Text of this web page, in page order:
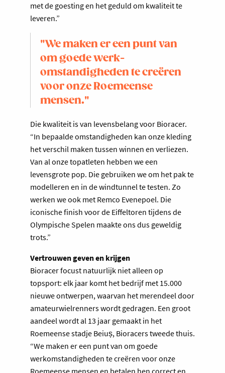
met de goesting en het geduld om kwaliteit te
leveren.”
"We maken er een punt van
om goede werk­
omstandigheden te creëren
voor onze Roemeense
mensen."
Die kwaliteit is van levensbelang voor Bioracer.
“In bepaalde omstandigheden kan onze kleding
het verschil maken tussen winnen en verliezen.
Van al onze topatleten hebben we een
levensgrote pop. Die gebruiken we om het pak te
modelleren en in de windtunnel te testen. Zo
werken we ook met Remco Evenepoel. Die
iconische finish voor de Eiffel­toren tijdens de
Olym­pische Spelen maakte ons dus geweldig
trots.”
Vertrouwen geven en krijgen
Bioracer focust natuurlijk niet alleen op
topsport: elk jaar komt het bedrijf met 15.000
nieuwe ontwerpen, waarvan het merendeel door
amateurwielrenners wordt gedragen. Een groot
aandeel wordt al 13 jaar gemaakt in het
Roemeense stadje Beiuș, Bioracers tweede thuis.
“We maken er een punt van om goede
werkomstandigheden te creëren voor onze